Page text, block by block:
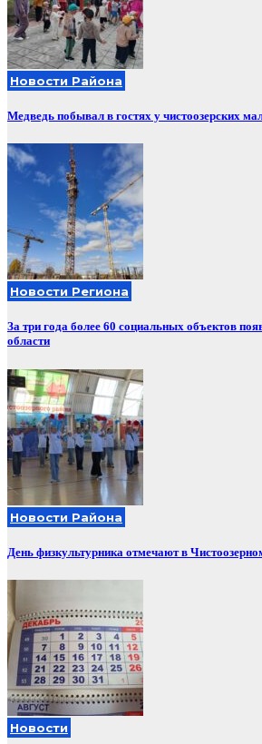
Новости Района
Медведь побывал в гостях у чистоозерских
Новости Региона
За три года более 60 социальных объектов
области
Новости Района
День физкультурника отмечают в
Новости